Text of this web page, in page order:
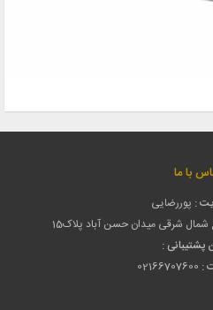
با ما
: پوررضایی
شمال شرقی میدان حسن آباد پلاک15
پشتیبانی :
:
02166707600